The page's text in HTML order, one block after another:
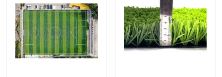
Video's
Over Ons